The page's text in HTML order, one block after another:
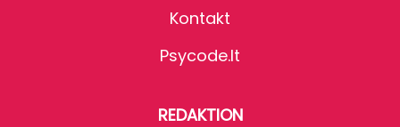
Kontakt
Psycode.it
REDAKTION